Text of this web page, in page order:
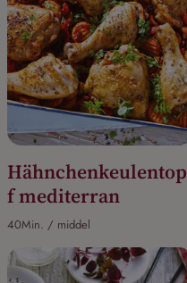
Hähnchenkeulentop
f mediterran
40Min. / middel